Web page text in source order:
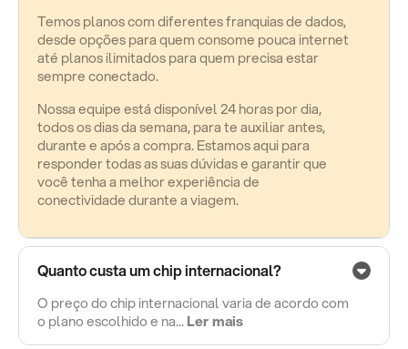
Temos planos com diferentes franquias de dados,
desde opções para quem consome pouca internet
até planos ilimitados para quem precisa estar
sempre conectado.
Nossa equipe está disponível 24 horas por dia,
todos os dias da semana, para te auxiliar antes,
durante e após a compra. Estamos aqui para
responder todas as suas dúvidas e garantir que
você tenha a melhor experiência de
conectividade durante a viagem.
Quanto custa um chip internacional?
O preço do chip internacional varia de acordo com
o plano escolhido e na...Ler mais